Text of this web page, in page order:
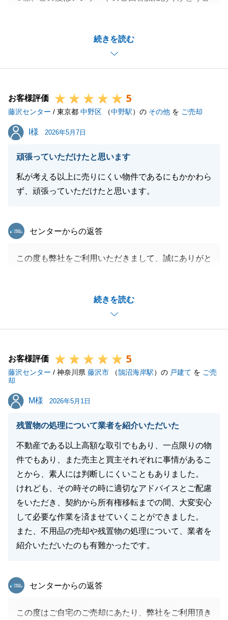
続きを読む
絡いただけますと幸いです。
お客様評価
5
藤沢センター / 東京都 中野区 （中野駅）の その他 を ご売却
I様
I様 2026年5月7日
頑張っていただけたと思います
私が考える以上に売りにくい物件であるにもかかわら
ず、頑張っていただけたと思います。
続きを読む
東急リバブル
センターからの返答
この度も弊社をご利用いただきまして、誠にありがと
今後とも、不動産の事は私までご質問、ご用命いただ
けると幸甚です。
す。
お客様評価 5
藤沢センター / 神奈川県 藤沢市 （鵠沼海岸駅）の 戸建て を ご売
却
M様
M様 2026年5月1日
残置物の処理について業者を紹介いただいた
不動産である以上高額な取引でもあり、一点限りの物
件でもあり、また売主と買主それぞれに事情があるこ
とから、素人には判断しにくいこともありました。
けれども、その時その時に適切なアドバイスとご配慮
をいただき、契約から所有権移転までの間、大変安心
して必要な作業を済ませていくことができました。
また、不用品の売却や残置物の処理について、業者を
紹介いただいたのも有難かったです。
東急リバブル
センターからの返答
この度はご自宅のご売却にあたり、弊社をご利用頂き